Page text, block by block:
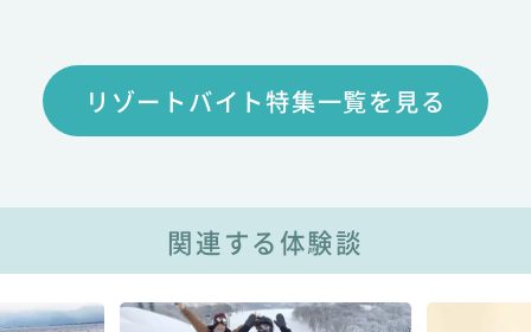
リゾートバイト特集一覧を見る
関連する体験談